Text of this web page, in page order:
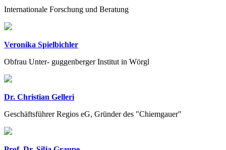
Internationale Forschung und Beratung
Veronika Spielbichler
Obfrau Unter- guggenberger Institut in Wörgl
Dr. Christian Gelleri
Geschäftsführer Regios eG, Gründer des "Chiemgauer"